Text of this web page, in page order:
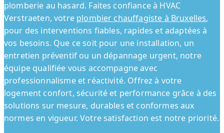
plomberie au hasard. Faites confiance à HVAC
Verstraeten, votre plombier chauffagiste à Bruxelles,
pour des interventions fiables, rapides et adaptées à
vos besoins. Que ce soit pour une installation, un
entretien préventif ou un dépannage urgent, notre
équipe qualifiée vous accompagne avec
professionnalisme et réactivité. Offrez à votre
logement confort, sécurité et performance grâce à des
solutions sur mesure, durables et conformes aux
normes en vigueur. Votre satisfaction est notre priorité.